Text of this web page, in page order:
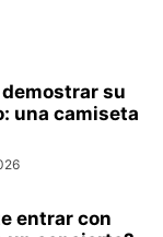
su
una camiseta
entrar con